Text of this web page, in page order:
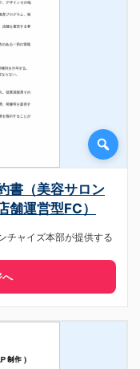
書（美容サロン
舗運営型FC）
チャイズ本部が提供する
へ